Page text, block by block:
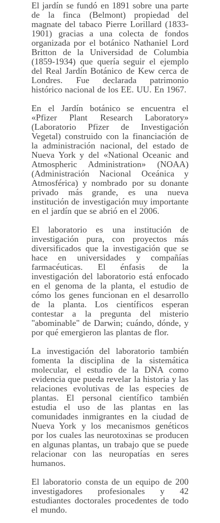
El jardín se fundó en 1891 sobre una parte
de la finca (Belmont) propiedad del
magnate del tabaco Pierre Lorillard (1833-
1901) gracias a una colecta de fondos
organizada por el botánico Nathaniel Lord
Britton de la Universidad de Columbia
(1859-1934) que quería seguir el ejemplo
del Real Jardín Botánico de Kew cerca de
Londres. Fue declarada patrimonio
histórico nacional de los EE. UU. En 1967.
En el Jardín botánico se encuentra el
«Pfizer Plant Research Laboratory»
(Laboratorio Pfizer de Investigación
Vegetal) construido con la financiación de
la administración nacional, del estado de
Nueva York y del «National Oceanic and
Atmospheric Administration» (NOAA)
(Administración Nacional Oceánica y
Atmosférica) y nombrado por su donante
privado más grande, es una nueva
institución de investigación muy importante
en el jardín que se abrió en el 2006.
El laboratorio es una institución de
investigación pura, con proyectos más
diversificados que la investigación que se
hace en universidades y compañías
farmacéuticas. El énfasis de la
investigación del laboratorio está enfocado
en el genoma de la planta, el estudio de
cómo los genes funcionan en el desarrollo
de la planta. Los científicos esperan
contestar a la pregunta del misterio
"abominable" de Darwin; cuándo, dónde, y
por qué emergieron las plantas de flor.
La investigación del laboratorio también
fomenta la disciplina de la sistemática
molecular, el estudio de la DNA como
evidencia que pueda revelar la historia y las
relaciones evolutivas de las especies de
plantas. El personal científico también
estudia el uso de las plantas en las
comunidades inmigrantes en la ciudad de
Nueva York y los mecanismos genéticos
por los cuales las neurotoxinas se producen
en algunas plantas, un trabajo que se puede
relacionar con las neuropatías en seres
humanos.
El laboratorio consta de un equipo de 200
investigadores profesionales y 42
estudiantes doctorales procedentes de todo
el mundo.